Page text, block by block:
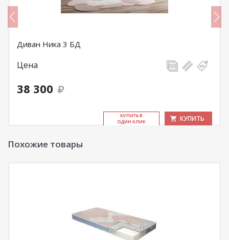
Диван Ника 3 БД
Цена
38 300
КУ­ПИТЬ В
ОДИН КЛИК
КУПИТЬ
Похожие товары